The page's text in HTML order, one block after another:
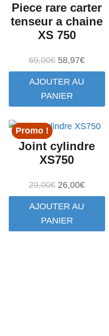
Piece rare carter
tenseur a chaine
XS 750
69,00€ Le
prix
initial
était :
58,97€Le
prix
AJOUTER AU
PANIER
Promo !
Joint cylindre
XS750
29,00€ Le
prix
initial
était :
26,00€Le
prix
AJOUTER AU
PANIER